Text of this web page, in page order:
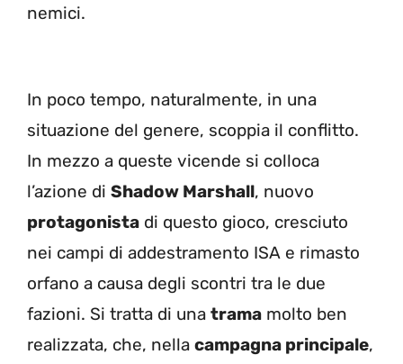
nemici.
In poco tempo, naturalmente, in una
situazione del genere, scoppia il conflitto.
In mezzo a queste vicende si colloca
l’azione di Shadow Marshall, nuovo
protagonista di questo gioco, cresciuto
nei campi di addestramento ISA e rimasto
orfano a causa degli scontri tra le due
fazioni. Si tratta di una trama molto ben
realizzata, che, nella campagna principale,